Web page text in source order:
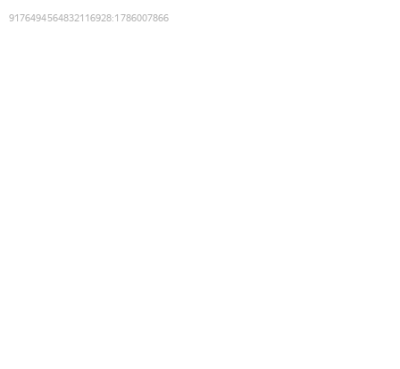
9176494564832116928:1786007866